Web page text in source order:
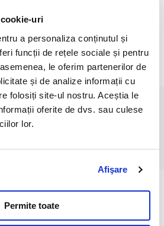
uri
a personaliza conținutul și
funcții de rețele sociale și pentru
le oferim partenerilor de
și de analize informații cu
folosiți site-ul nostru. Aceștia le
oferite de dvs. sau culese
lor.
Afişare
Permite toate
ajunge in timp util la laborator (<12 h),
si se
veterinary consult: Laboratory tests
relevante